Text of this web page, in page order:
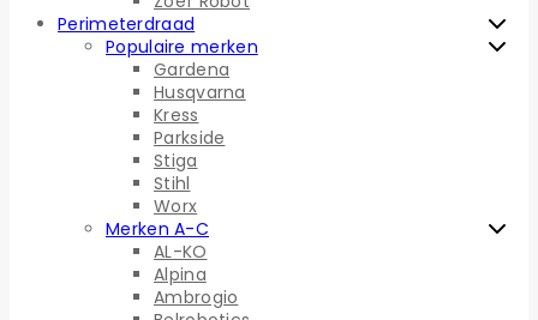
Perimeterdraad
Populaire merken
Gardena
Husqvarna
Kress
Parkside
Stiga
Stihl
Worx
Merken A-C
AL-KO
Alpina
Ambrogio